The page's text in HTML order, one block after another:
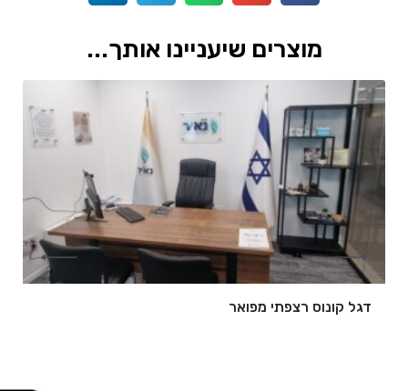
מוצרים שיעניינו אותך...
דגל קונוס רצפתי מפואר